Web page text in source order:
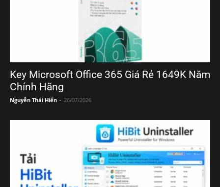
Key Microsoft Office 365 Giá Rẻ 1649K Năm
Chính Hãng
Nguyễn Thái Hiển - 26/07/2026